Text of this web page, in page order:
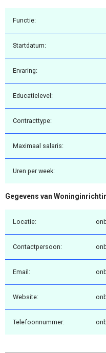
Functie:
Startdatum:
Ervaring:
Educatielevel:
Contracttype:
Maximaal salaris:
Uren per week:
Gegevens van
Locatie:
Contactpersoon:
Email:
Website:
Telefoonnummer: